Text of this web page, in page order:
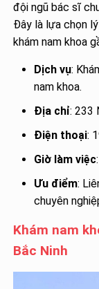
đội ngũ bác sĩ
Đây là lựa chọn
khám nam khoa
Dịch vụ:
nam khoa.
Địa chỉ: 233
Điện thoại:
Giờ làm việc
Ưu điểm:
chuyên
Khám nam
Bắc Ninh